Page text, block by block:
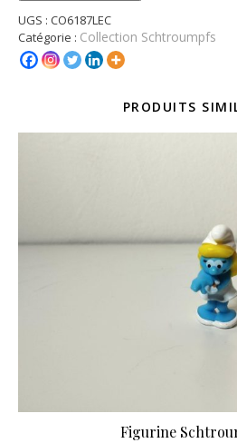
UGS : CO6187LEC
Catégorie : Collection Schtroumpfs
PRODUITS
Figurine